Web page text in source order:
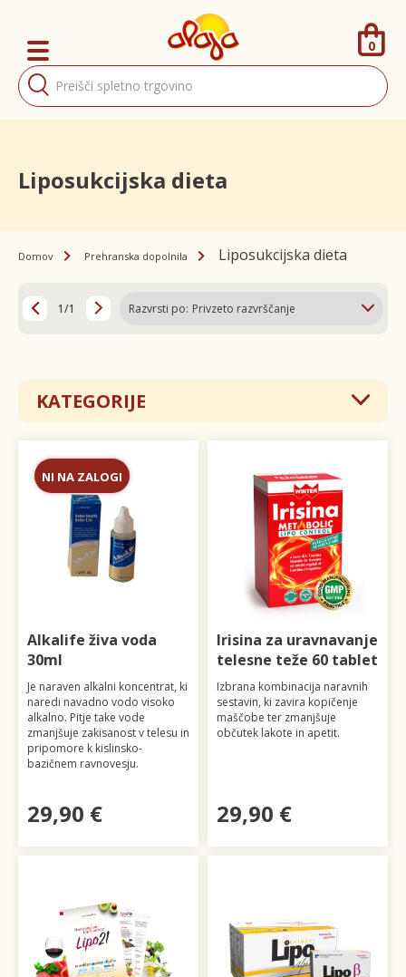
Products
search
0
Liposukcijska dieta
Domov Prehranska dopolnila Liposukcijska dieta
1/1
KATEGORIJE
NI NA ZALOGI
Alkalife živa voda
30ml
Je naraven alkalni koncentrat, ki
naredi navadno vodo visoko
alkalno. Pitje take vode
zmanjšuje zakisanost v telesu in
pripomore k kislinsko-
bazičnem ravnovesju.
29,90 €
Irisina za uravnavanje
telesne teže 60 tablet
Izbrana kombinacija naravnih
sestavin, ki zavira kopičenje
maščobe ter zmanjšuje
občutek lakote in apetit.
29,90 €